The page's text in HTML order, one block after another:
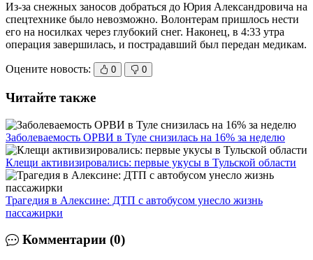
Из-за снежных заносов добраться до Юрия Александровича на
спецтехнике было невозможно. Волонтерам пришлось нести
его на носилках через глубокий снег. Наконец, в 4:33 утра
операция завершилась, и пострадавший был передан медикам.
Оцените новость: 0 0
Читайте также
Заболеваемость ОРВИ в Туле снизилась на 16% за неделю
Клещи активизировались: первые укусы в Тульской области
Трагедия в Алексине: ДТП с автобусом унесло жизнь
пассажирки
Комментарии (0)